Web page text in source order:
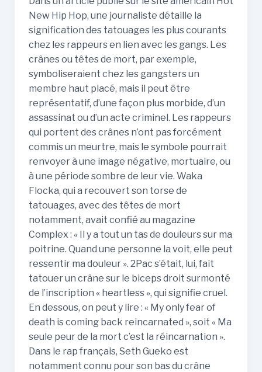
New Hip Hop, une journaliste détaille la
signification des tatouages les plus courants
chez les rappeurs en lien avec les gangs. Les
crânes ou têtes de mort, par exemple,
symboliseraient chez les gangsters un
membre haut placé, mais il peut être
représentatif, d’une façon plus morbide, d’un
assassinat ou d’un acte criminel. Les rappeurs
qui portent des crânes n’ont pas forcément
commis un meurtre, mais le symbole pourrait
renvoyer à une image négative, mortuaire, ou
à une période sombre de leur vie. Waka
Flocka, qui a recouvert son torse de
tatouages, avec des têtes de mort
notamment, avait confié au magazine
Complex : « Il y a tout un tas de douleurs sur ma
poitrine. Quand une personne la voit, elle peut
ressentir ma douleur ». 2Pac s’était, lui, fait
tatouer un crâne sur le biceps droit surmonté
de l’inscription « heartless », qui signifie cruel.
En dessous, on peut y lire : « My only fear of
death is coming back reincarnated », soit « Ma
seule peur de la mort c’est la réincarnation ».
Dans le rap français, Seth Gueko est
notamment connu pour son bas du crâne